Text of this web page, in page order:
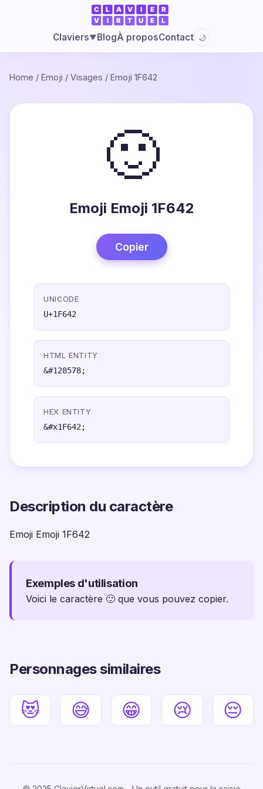
Claviers▼BlogÀ proposContact 🌙
Home / Emoji / Visages / Emoji 1F642
🙂
Emoji Emoji 1F642
Copier
UNICODE
U+1F642
HTML ENTITY
&#128578;
HEX ENTITY
&#x1F642;
Description du caractère
Emoji Emoji 1F642
Exemples d'utilisation
Voici le caractère 🙂 que vous pouvez copier.
Personnages similaires
😻 😅 😁 😢 😔